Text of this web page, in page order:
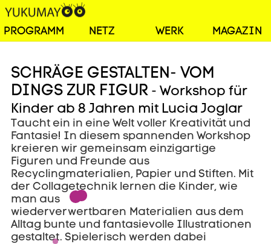
PROGRAMM NETZ WERK MAGAZIN
SCHRÄGE GESTALTEN- VOM
DINGS ZUR FIGUR - Workshop für
Kinder ab 8 Jahren mit Lucia Joglar
Taucht ein in eine Welt voller Kreativität und
Fantasie! In diesem spannenden Workshop
kreieren wir gemeinsam einzigartige
Figuren und Freunde aus
Recyclingmaterialien, Papier und Stiften. Mit
der Collagetechnik lernen die Kinder, wie
man aus
wiederverwertbaren Materialien aus dem
Alltag bunte und fantasievolle Illustrationen
gestaltet. Spielerisch werden dabei